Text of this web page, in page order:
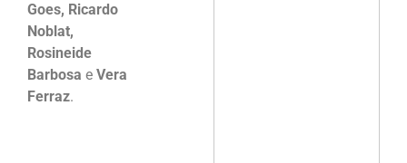
Goes, Ricardo
Noblat,
Rosineide
Barbosa e Vera
Ferraz.